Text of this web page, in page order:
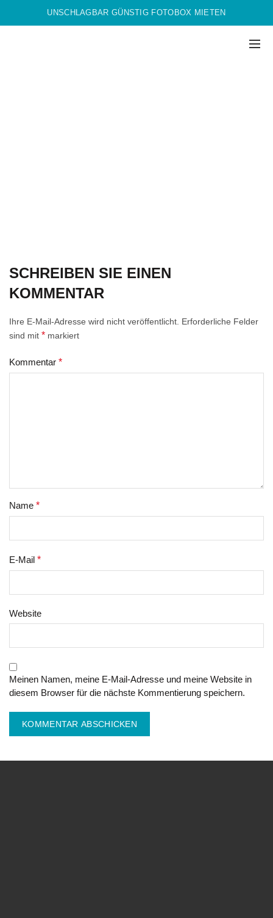
UNSCHLAGBAR GÜNSTIG FOTOBOX MIETEN
SCHREIBEN SIE EINEN
KOMMENTAR
Ihre E-Mail-Adresse wird nicht veröffentlicht. Erforderliche Felder
sind mit * markiert
Kommentar *
Name *
E-Mail *
Website
Meinen Namen, meine E-Mail-Adresse und meine Website in
diesem Browser für die nächste Kommentierung speichern.